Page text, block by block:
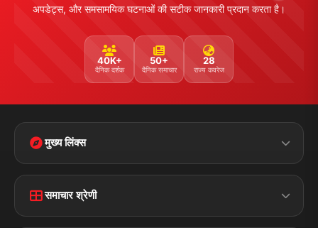
अपडेट्स, और समसामयिक घटनाओं की सटीक जानकारी प्रदान करता है।
40K+
दैनिक दर्शक
50+
दैनिक समाचार
28
राज्य कवरेज
मुख्य लिंक्स
Disclaimer
Terms &
समाचार श्रेणी